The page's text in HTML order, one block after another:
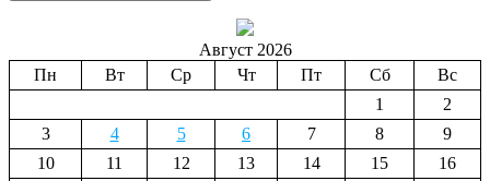
Август 2026
Пн
Вт Ср Чт Пт Сб
Вс
1
2
3
4 5 6 7 8
9
10
11 12 13 14 15
16